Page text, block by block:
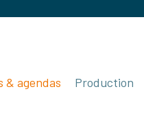
& agendas Production